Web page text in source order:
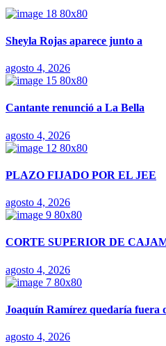
Sheyla Rojas aparece junto a
agosto 4, 2026
Cantante renunció a La Bella
agosto 4, 2026
PLAZO FIJADO POR EL JEE
agosto 4, 2026
CORTE SUPERIOR DE
agosto 4, 2026
Joaquín Ramírez quedaría fuera
agosto 4, 2026